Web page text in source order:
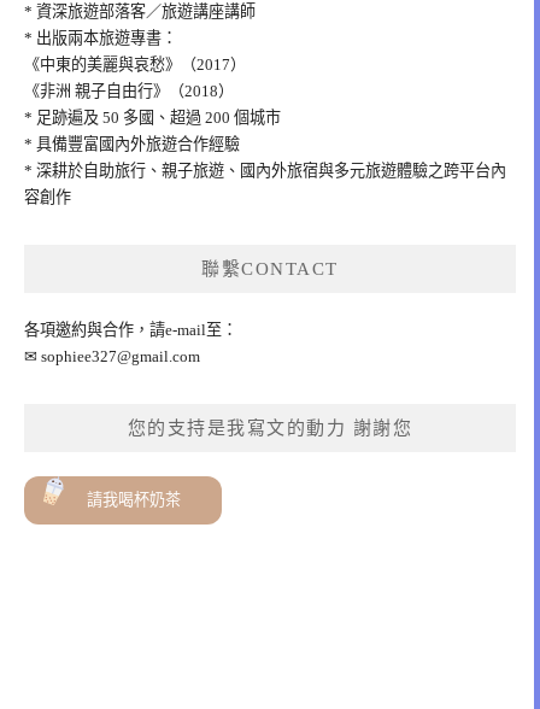
* 資深旅遊部落客／旅遊講座講師
* 出版兩本旅遊專書：
《中東的美麗與哀愁》（2017）
《非洲 親子自由行》（2018）
* 足跡遍及 50 多國、超過 200 個城市
* 具備豐富國內外旅遊合作經驗
* 深耕於自助旅行、親子旅遊、國內外旅宿與多元旅遊體驗之跨平台內
容創作
聯繫CONTACT
各項邀約與合作，請e-mail至：
✉ sophiee327@gmail.com
您的支持是我寫文的動力 謝謝您
請我喝杯奶茶